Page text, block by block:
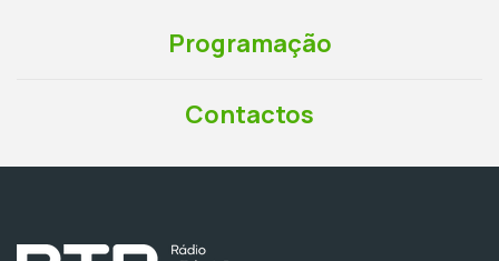
Programação
Contactos